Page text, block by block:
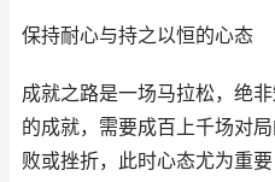
保持耐心与持之以恒的心态
成就之路是一场马拉松，绝
的成就，需要成百上千场对
败或挫折，此时心态尤为重